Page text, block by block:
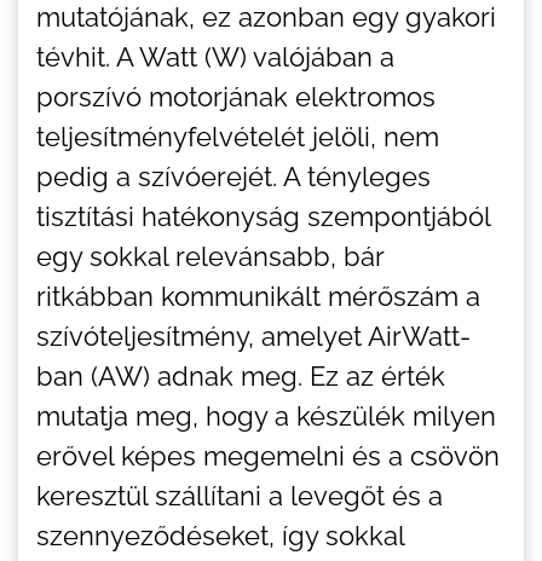
mutatójának, ez azonban egy gyakori
tévhit. A Watt (W) valójában a
porszívó motorjának elektromos
teljesítményfelvételét jelöli, nem
pedig a szívóerejét. A tényleges
tisztítási hatékonyság szempontjából
egy sokkal relevánsabb, bár
ritkábban kommunikált mérőszám a
szívóteljesítmény, amelyet AirWatt-
ban (AW) adnak meg. Ez az érték
mutatja meg, hogy a készülék milyen
erővel képes megemelni és a csövön
keresztül szállítani a levegőt és a
szennyeződéseket, így sokkal